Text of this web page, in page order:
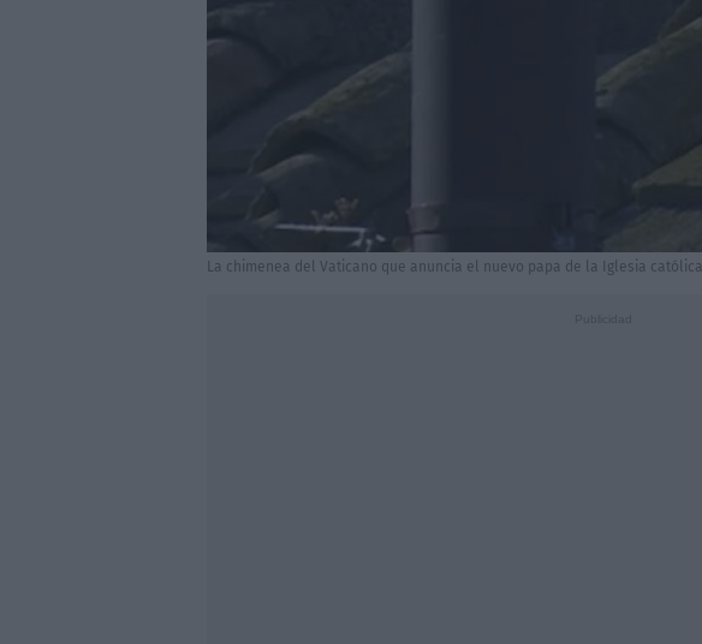
La chimenea del Vaticano que anuncia el nuevo papa de la Iglesia católica